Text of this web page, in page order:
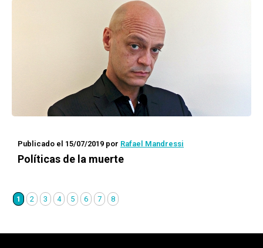
Publicado el 15/07/2019 por Rafael Mandressi
Políticas de la muerte
1 2 3 4 5 6 7 8